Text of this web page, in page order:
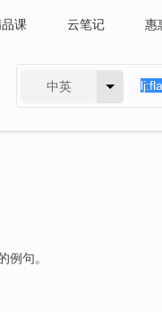
课 云笔记 惠
中英
例句。